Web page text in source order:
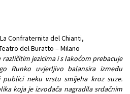
Confraternita del Chianti,
del Buratto – Milano
jezicima i s lakoćom prebacuje
Runko uvjerljivo balansira između
neku vrstu smijeha kroz suze.
koja je izvođača nagradila srdačnim